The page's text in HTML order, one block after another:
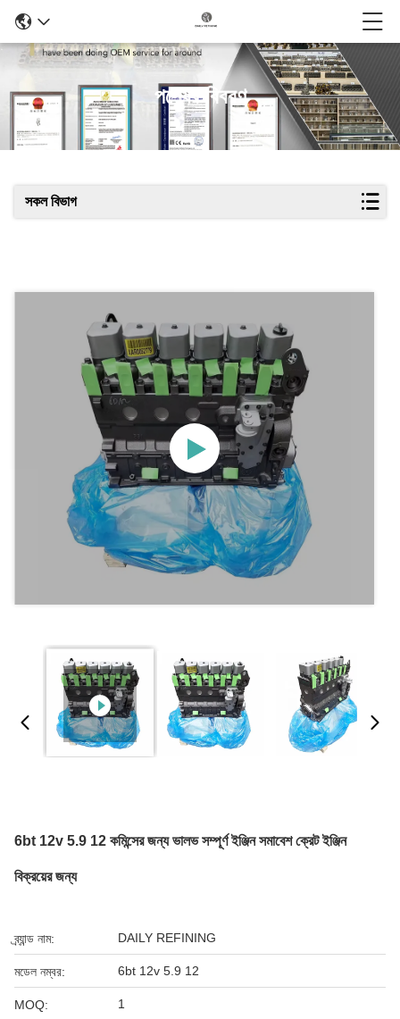
পণ্যের বিবরণ
সকল বিভাগ
6bt 12v 5.9 12 কমিন্সের জন্য ভালভ সম্পূর্ণ ইঞ্জিন সমাবেশ ক্রেট ইঞ্জিন
বিক্রয়ের জন্য
ব্র্যান্ড নাম: DAILY REFINING
মডেল নম্বর: 6bt 12v 5.9 12
MOQ: 1